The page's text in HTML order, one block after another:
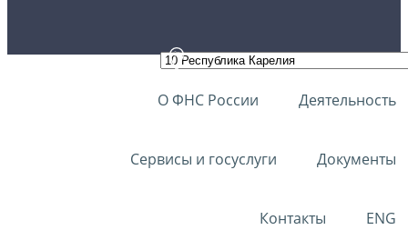
О ФНС России Деятельность
Сервисы и госуслуги Документы
Контакты ENG